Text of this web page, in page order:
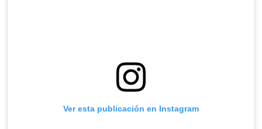
Ver esta publicación en Instagram